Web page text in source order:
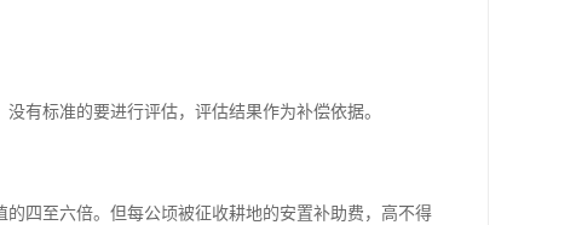
有标准的要进行评估，评估结果作为补偿依据。
四至六倍。但每公顷被征收耕地的安置补助费，高不得